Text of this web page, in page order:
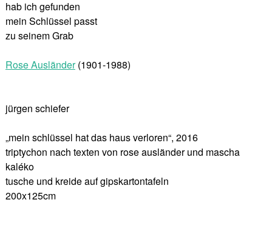
hab ich gefunden
mein Schlüssel passt
zu seinem Grab
Rose Ausländer (1901-1988)
jürgen schiefer
„mein schlüssel hat das haus verloren“, 2016
triptychon nach texten von rose ausländer und mascha
kaléko
tusche und kreide auf gipskartontafeln
200x125cm